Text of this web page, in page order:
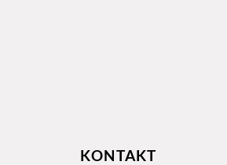
KONTAKT